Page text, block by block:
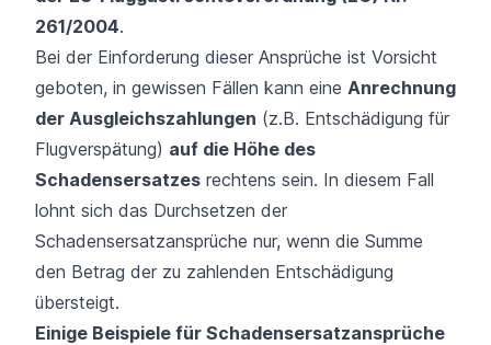
261/2004.
Bei der Einforderung dieser Ansprüche ist Vorsicht
geboten, in gewissen Fällen kann eine Anrechnung
der Ausgleichszahlungen (z.B. Entschädigung für
Flugverspätung) auf die Höhe des
Schadensersatzes rechtens sein. In diesem Fall
lohnt sich das Durchsetzen der
Schadensersatzansprüche nur, wenn die Summe
den Betrag der zu zahlenden Entschädigung
übersteigt.
Einige Beispiele für Schadensersatzansprüche